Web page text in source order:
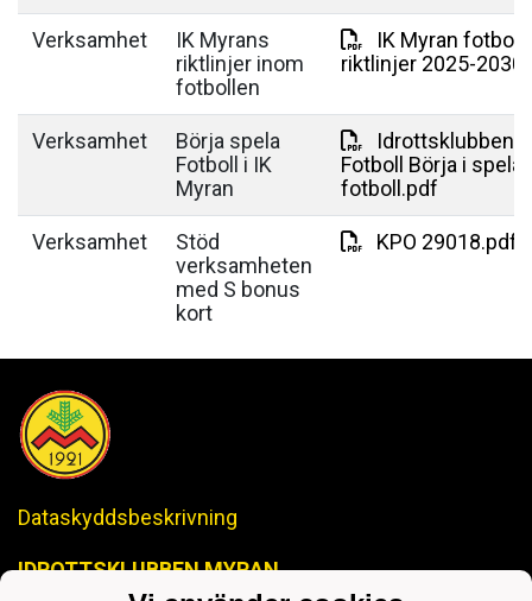
Verksamhet
IK Myrans
riktlinjer inom
fotbollen
IK Myran fotboll
riktlinjer 2025-
Verksamhet
Börja spela
Fotboll i IK
Myran
Idrottsklubben
Fotboll Börja i spela
fotboll.pdf
Verksamhet
Stöd
verksamheten
med S bonus
kort
KPO 29018.pdf
Dataskyddsbeskrivning
IDROTTSKLUBBEN MYRAN
-Anrik Historia, Lysande Framtid-